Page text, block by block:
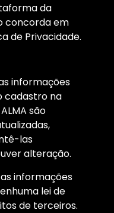
da
concorda em
de Privacidade.
informações
cadastro na
são
las
alteração.
informações
lei de
de terceiros.